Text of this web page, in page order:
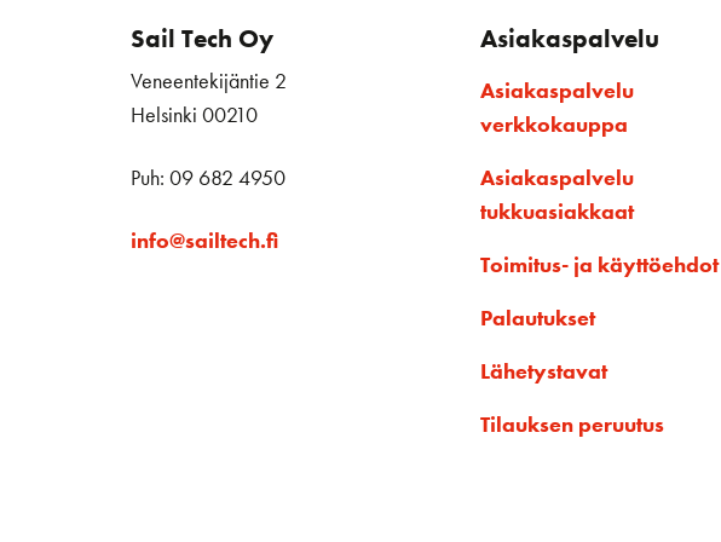
Sail Tech Oy
Veneentekijäntie 2
Helsinki 00210
Puh: 09 682 4950
info@sailtech.fi
Asiakaspalvelu
Asiakaspalvelu
verkkokauppa
Asiakaspalvelu
tukkuasiakkaat
Toimitus- ja käyttöehdot
Palautukset
Lähetystavat
Tilauksen peruutus